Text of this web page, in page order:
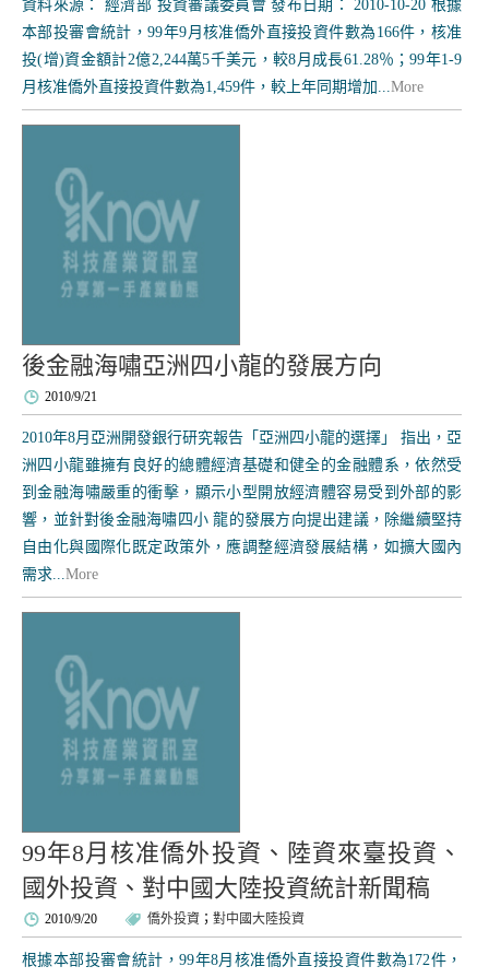
資料來源： 經濟部 投資審議委員會 發布日期： 2010-10-20 根據
本部投審會統計，99年9月核准僑外直接投資件數為166件，核准
投(增)資金額計2億2,244萬5千美元，較8月成長61.28％；99年1-9
月核准僑外直接投資件數為1,459件，較上年同期增加...More
後金融海嘯亞洲四小龍的發展方向
2010/9/21
2010年8月亞洲開發銀行研究報告「亞洲四小龍的選擇」 指出，亞
洲四小龍雖擁有良好的總體經濟基礎和健全的金融體系，依然受
到金融海嘯嚴重的衝擊，顯示小型開放經濟體容易受到外部的影
響，並針對後金融海嘯四小 龍的發展方向提出建議，除繼續堅持
自由化與國際化既定政策外，應調整經濟發展結構，如擴大國內
需求...More
99年8月核准僑外投資、陸資來臺投資、
國外投資、對中國大陸投資統計新聞稿
2010/9/20 僑外投資 ； 對中國大陸投資
根據本部投審會統計，99年8月核准僑外直接投資件數為172件，